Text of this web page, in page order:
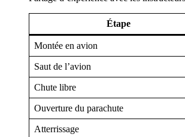
Étape
Montée en avion
Saut de l’avion
Chute libre
Ouverture du parachute
Atterrissage